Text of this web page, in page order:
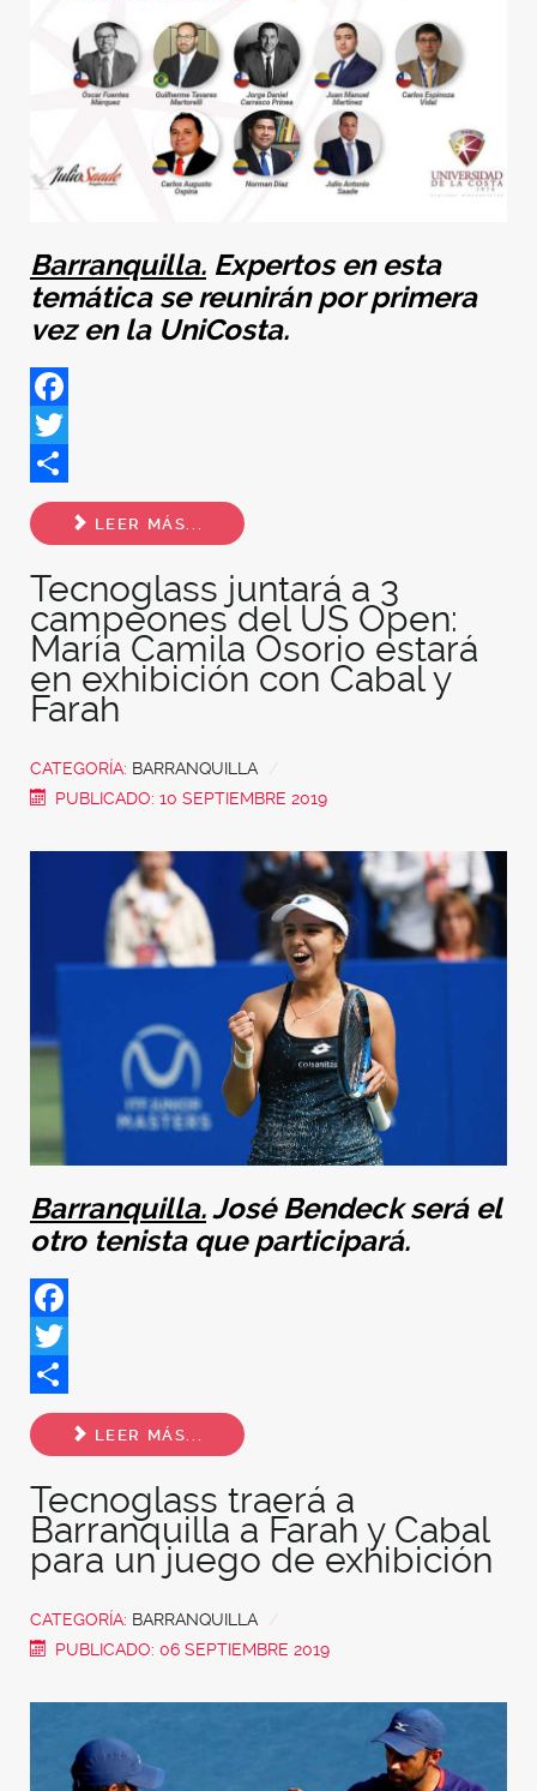
Barranquilla. Expertos en esta
temática se reunirán por primera
vez en la UniCosta.
Facebook
Twitter
Share
LEER MÁS...
Tecnoglass juntará a 3
campeones del US Open:
María Camila Osorio estará
en exhibición con Cabal y
Farah
CATEGORÍA: BARRANQUILLA
PUBLICADO: 10 SEPTIEMBRE 2019
Barranquilla.José Bendeck será el
otro tenista que participará.
Facebook
Twitter
Share
LEER MÁS...
Tecnoglass traerá a
Barranquilla a Farah y Cabal
para un juego de exhibición
CATEGORÍA: BARRANQUILLA
PUBLICADO: 06 SEPTIEMBRE 2019